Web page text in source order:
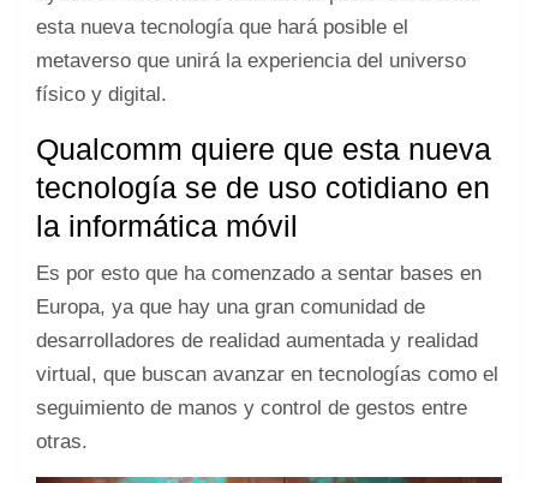
esta nueva tecnología que hará posible el
metaverso que unirá la experiencia del universo
físico y digital.
Qualcomm quiere que esta nueva
tecnología se de uso cotidiano en
la informática móvil
Es por esto que ha comenzado a sentar bases en
Europa, ya que hay una gran comunidad de
desarrolladores de realidad aumentada y realidad
virtual, que buscan avanzar en tecnologías como el
seguimiento de manos y control de gestos entre
otras.